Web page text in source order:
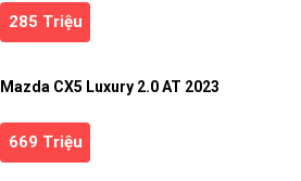
285 Triệu
Mazda CX5 Luxury 2.0 AT 2023
669 Triệu